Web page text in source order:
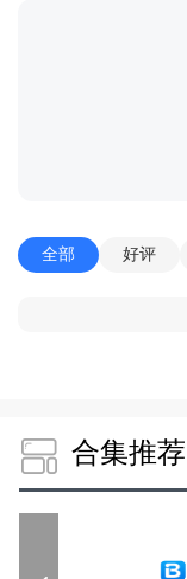
全部 好评
合集推荐